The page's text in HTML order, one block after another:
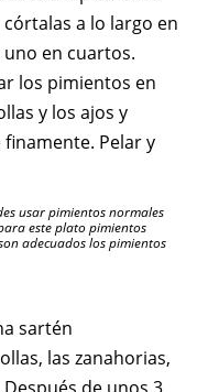
a lo largo en
en cuartos.
los pimientos en
y los ajos y
Pelar y
usar pimientos normales
este plato pimientos
adecuados los pimientos
sartén
las zanahorias,